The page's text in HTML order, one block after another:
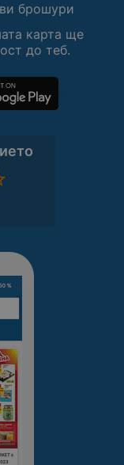
брошури
карта ще
до теб.